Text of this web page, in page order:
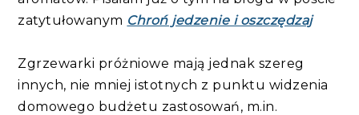
zatytułowanym Chroń jedzenie i oszczędzaj
Zgrzewarki próżniowe mają jednak szereg
innych, nie mniej istotnych z punktu widzenia
domowego budżetu zastosowań, m.in.